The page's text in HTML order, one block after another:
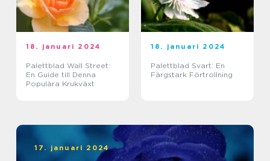
18. januari 2024
Palettblad Wall Street:
En Guide till Denna
Populära Krukväxt
18. januari 2024
Palettblad Svart: En
Färgstark Förtrollning
17. januari 2024